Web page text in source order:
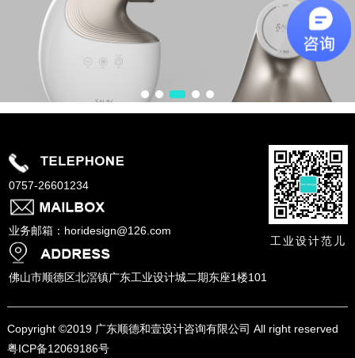
0757-26601234
业务邮箱：horidesign@126.com
佛山市顺德区北滘镇广东工业设计城二期东座1楼101
Copyright ©2019 广东顺德和壹设计咨询有限公司 All right reserved
粤ICP备12069186号
工业设计范儿